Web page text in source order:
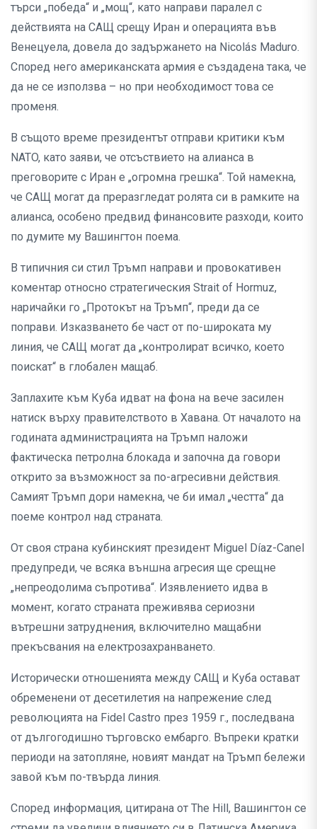
търси „победа“ и „мощ“, като направи паралел с
действията на САЩ срещу Иран и операцията във
Венецуела, довела до задържането на Nicolás Maduro.
Според него американската армия е създадена така, че
да не се използва – но при необходимост това се
променя.
В същото време президентът отправи критики към
NATO, като заяви, че отсъствието на алианса в
преговорите с Иран е „огромна грешка“. Той намекна,
че САЩ могат да преразгледат ролята си в рамките на
алианса, особено предвид финансовите разходи, които
по думите му Вашингтон поема.
В типичния си стил Тръмп направи и провокативен
коментар относно стратегическия Strait of Hormuz,
наричайки го „Протокът на Тръмп“, преди да се
поправи. Изказването бе част от по-широката му
линия, че САЩ могат да „контролират всичко, което
поискат“ в глобален мащаб.
Заплахите към Куба идват на фона на вече засилен
натиск върху правителството в Хавана. От началото на
годината администрацията на Тръмп наложи
фактическа петролна блокада и започна да говори
открито за възможност за по-агресивни действия.
Самият Тръмп дори намекна, че би имал „честта“ да
поеме контрол над страната.
От своя страна кубинският президент Miguel Díaz-Canel
предупреди, че всяка външна агресия ще срещне
„непреодолима съпротива“. Изявлението идва в
момент, когато страната преживява сериозни
вътрешни затруднения, включително мащабни
прекъсвания на електрозахранването.
Исторически отношенията между САЩ и Куба остават
обременени от десетилетия на напрежение след
революцията на Fidel Castro през 1959 г., последвана
от дългогодишно търговско ембарго. Въпреки кратки
периоди на затопляне, новият мандат на Тръмп бележи
завой към по-твърда линия.
Според информация, цитирана от The Hill, Вашингтон се